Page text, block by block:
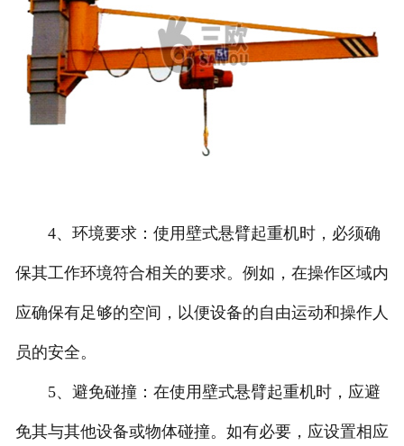
4、环境要求：使用壁式悬臂起重机时，必须确
保其工作环境符合相关的要求。例如，在操作区域内
应确保有足够的空间，以便设备的自由运动和操作人
员的安全。
5、避免碰撞：在使用壁式悬臂起重机时，应避
免其与其他设备或物体碰撞。如有必要，应设置相应